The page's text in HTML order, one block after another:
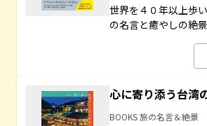
世界を４０年以上歩
の名言と癒やしの絶
心に寄り添う台湾
BOOKS 旅の名言＆絶景